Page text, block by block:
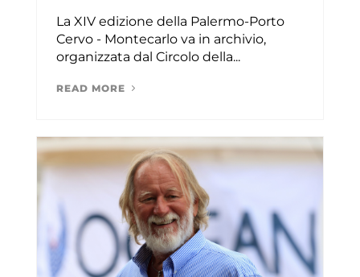
La XIV edizione della Palermo-Porto
Cervo - Montecarlo va in archivio,
organizzata dal Circolo della...
READ MORE